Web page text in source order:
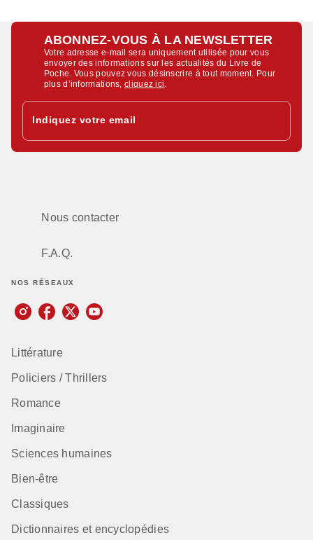
ABONNEZ-VOUS À LA NEWSLETTER
Votre adresse e-mail sera uniquement utilisée pour vous
envoyer des informations sur les actualités du Livre de
Poche. Vous pouvez vous désinscrire à tout moment. Pour
plus d’informations,cliquez ici.
Indiquez votre email
Nous contacter
F.A.Q.
NOS RÉSEAUX
Littérature
Policiers / Thrillers
Romance
Imaginaire
Sciences humaines
Bien-être
Classiques
Dictionnaires et encyclopédies